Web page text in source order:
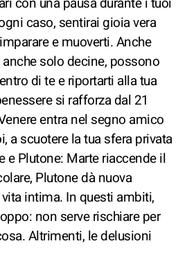
caso, sentirai gioia vera
e muoverti. Anche
solo decine, possono
di te e riportarti alla tua
si rafforza dal 21
entra nel segno amico
a scuotere la tua sfera privata
e Plutone: Marte riaccende il
Plutone dà nuova
intima. In questi ambiti,
non serve rischiare per
Altrimenti, le delusioni